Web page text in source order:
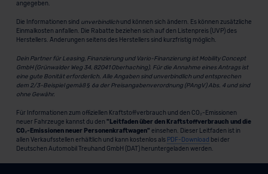
angegeben.
Die Informationen sind unverbindlichund können sich ändern. Es können zusätzliche
Einmalkosten anfallen. Die Rabatte beziehen sich auf den Listenpreis (UVP) des
Herstellers. Änderungen seitens des Herstellers sind kurzfristig möglich.
Dein Partner für Leasing, Finanzierung und Vario-Finanzierung ist Mobility Concept
GmbH (Grünwalder Weg 34, 82041 Oberhaching). Für die Annahme eines Antrags ist
eine gute Bonität erforderlich. Alle Angaben sind unverbindlich und entsprechen
dem 2/3-Beispiel gemäß § 6a der Preisangabenverordnung (PAngV) Abs. 4 und sind
ohne Gewähr.
Für Informationen zum offiziellen Kraftstoffverbrauch und den CO₂-Emissionen
neuer Fahrzeuge kannst du den "Leitfaden über den Kraftstoffverbrauch und die
CO₂-Emissionen neuer Personenkraftwagen" einsehen. Dieser Leitfaden ist in
allen Verkaufsstellen erhältlich und kann kostenlos als PDF-Download bei der
Deutschen Automobil Treuhand GmbH (DAT) heruntergeladen werden.